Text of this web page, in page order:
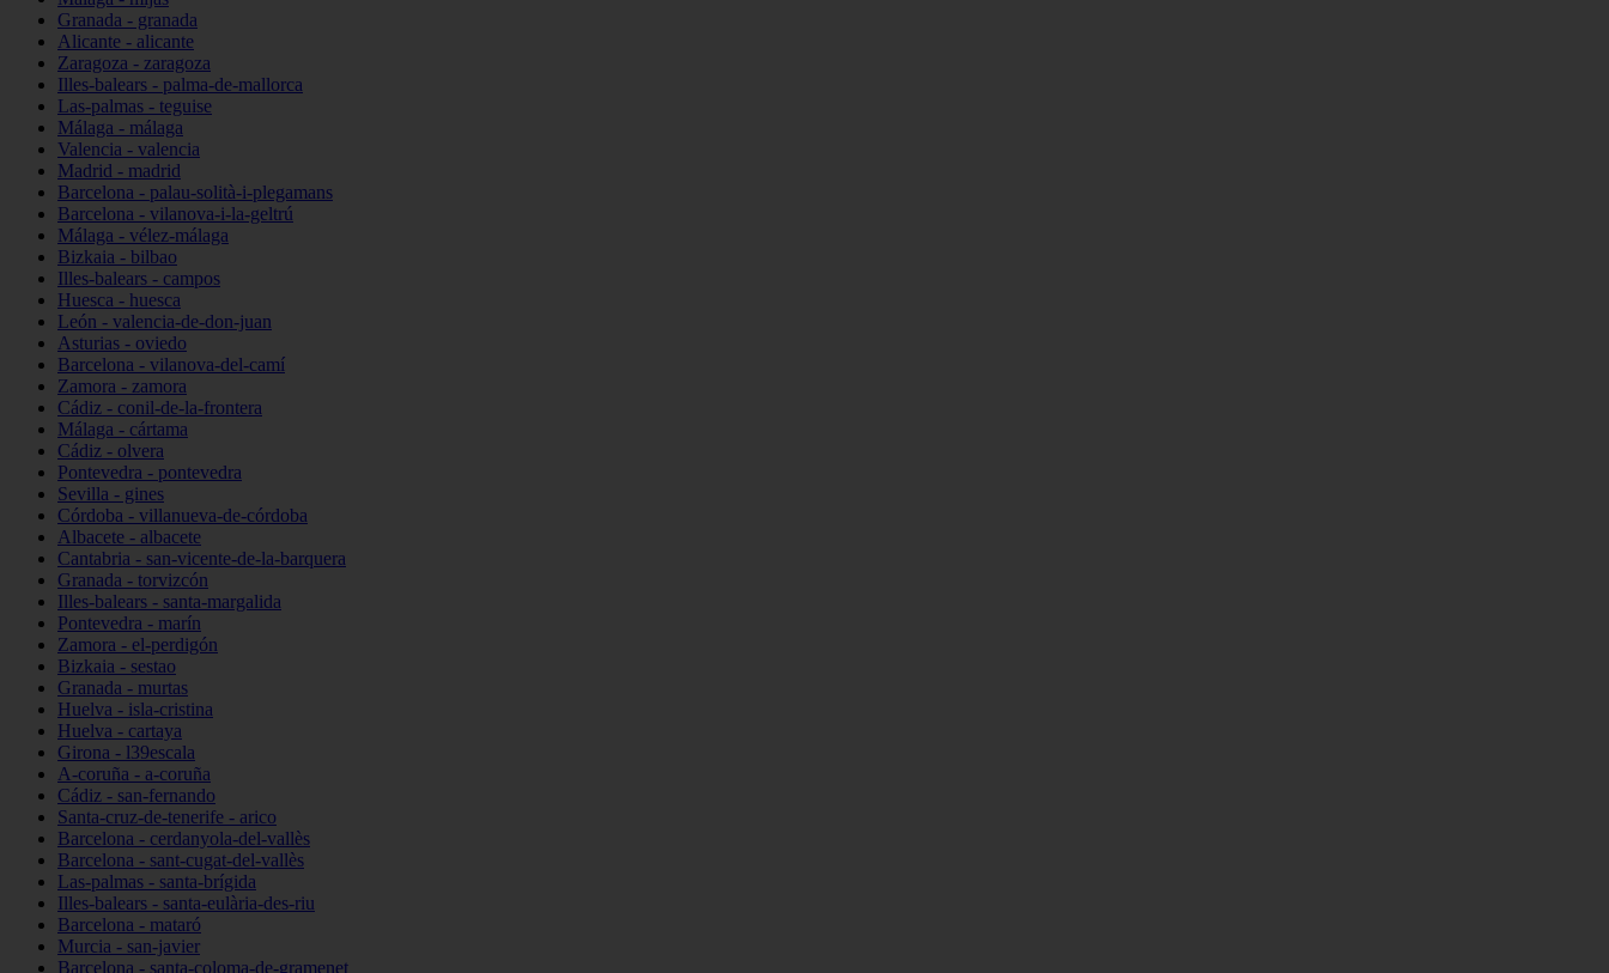
Granada - granada
Alicante - alicante
Zaragoza - zaragoza
Illes-balears - palma-de-mallorca
Las-palmas - teguise
Málaga - málaga
Valencia - valencia
Madrid - madrid
Barcelona - palau-solità-i-plegamans
Barcelona - vilanova-i-la-geltrú
Málaga - vélez-málaga
Bizkaia - bilbao
Illes-balears - campos
Huesca - huesca
León - valencia-de-don-juan
Asturias - oviedo
Barcelona - vilanova-del-camí
Zamora - zamora
Cádiz - conil-de-la-frontera
Málaga - cártama
Cádiz - olvera
Pontevedra - pontevedra
Sevilla - gines
Córdoba - villanueva-de-córdoba
Albacete - albacete
Cantabria - san-vicente-de-la-barquera
Granada - torvizcón
Illes-balears - santa-margalida
Pontevedra - marín
Zamora - el-perdigón
Bizkaia - sestao
Granada - murtas
Huelva - isla-cristina
Huelva - cartaya
Girona - l39escala
A-coruña - a-coruña
Cádiz - san-fernando
Santa-cruz-de-tenerife - arico
Barcelona - cerdanyola-del-vallès
Barcelona - sant-cugat-del-vallès
Las-palmas - santa-brígida
Illes-balears - santa-eulària-des-riu
Barcelona - mataró
Murcia - san-javier
Barcelona - santa-coloma-de-gramenet